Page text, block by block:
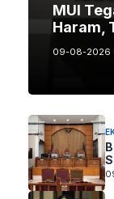
MUI
Haram,
09-08-2026